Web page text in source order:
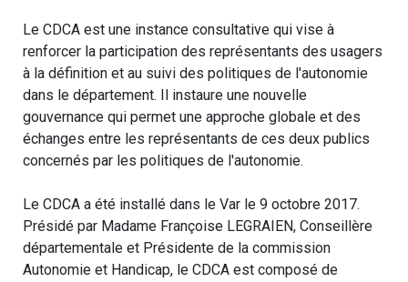
Le CDCA est une instance consultative qui vise à
renforcer la participation des représentants des usagers
à la définition et au suivi des politiques de l'autonomie
dans le département. Il instaure une nouvelle
gouvernance qui permet une approche globale et des
échanges entre les représentants de ces deux publics
concernés par les politiques de l'autonomie.
Le CDCA a été installé dans le Var le 9 octobre 2017.
Présidé par Madame Françoise LEGRAIEN, Conseillère
départementale et Présidente de la commission
Autonomie et Handicap, le CDCA est composé de